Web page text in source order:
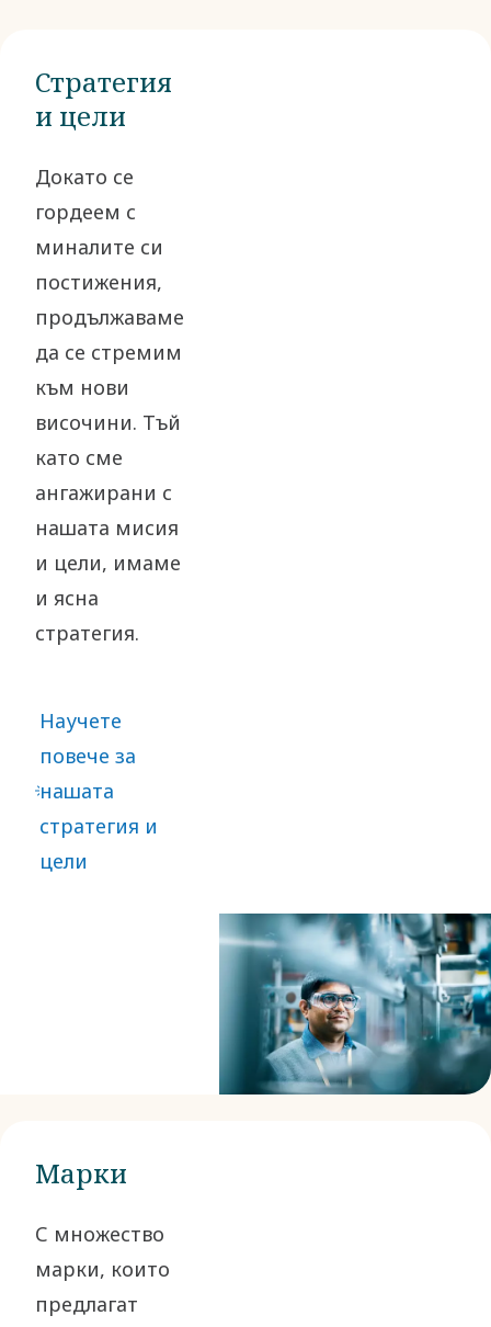
Стратегия
и цели
Докато се
гордеем с
миналите си
постижения,
продължаваме
да се стремим
към нови
височини. Тъй
като сме
ангажирани с
нашата мисия
и цели, имаме
и ясна
стратегия.
Научете
повече за
нашата
стратегия и
цели
Марки
С множество
марки, които
предлагат